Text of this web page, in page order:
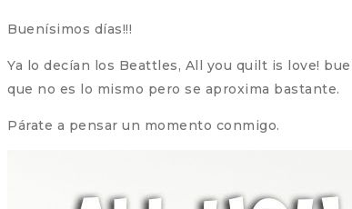
Buenísimos días!!!
Ya lo decían los Beattles, All you quilt is love!
que no es lo mismo pero se aproxima bastante.
Párate a pensar un momento conmigo.